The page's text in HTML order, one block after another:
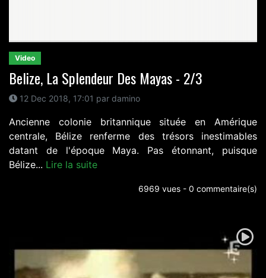
Video
Belize, La Splendeur Des Mayas - 2/3
12 Dec 2018, 17:01 par damino
Ancienne colonie britannique située en Amérique
centrale, Bélize renferme des trésors inestimables
datant de l'époque Maya. Pas étonnant, puisque
Bélize... Lire la suite
6969 vues - 0 commentaire(s)